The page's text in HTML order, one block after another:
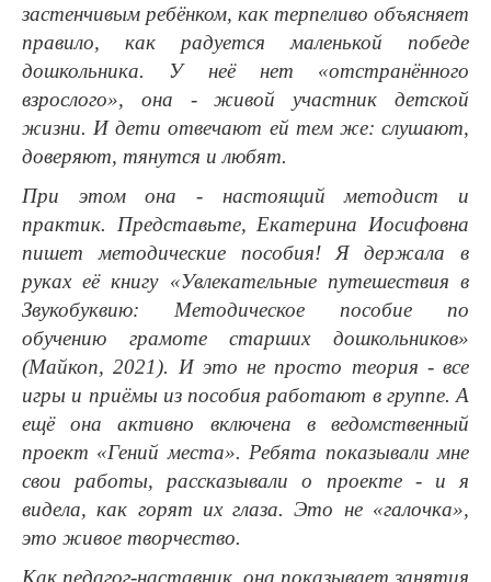
застенчивым ребёнком, как терпеливо объясняет
правило, как радуется маленькой победе
дошкольника. У неё нет «отстранённого
взрослого», она - живой участник детской
жизни. И дети отвечают ей тем же: слушают,
доверяют, тянутся и любят.
При этом она - настоящий методист и
практик. Представьте, Екатерина Иосифовна
пишет методические пособия! Я держала в
руках её книгу «Увлекательные путешествия в
Звукобуквию: Методическое пособие по
обучению грамоте старших дошкольников»
(Майкоп, 2021). И это не просто теория - все
игры и приёмы из пособия работают в группе. А
ещё она активно включена в ведомственный
проект «Гений места». Ребята показывали мне
свои работы, рассказывали о проекте - и я
видела, как горят их глаза. Это не «галочка»,
это живое творчество.
Как педагог-наставник, она показывает занятия